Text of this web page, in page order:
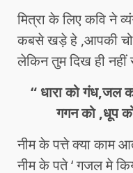
मित्रा के लिए कवि ने
कबसे खड़े हे ,आपकी
लेकिन तुम दिख ही नहीं
“ धारा को गंध,जल
गगन को ,धूप
नीम के पत्ते क्या काम
नीम के पते ‘ गजल मे